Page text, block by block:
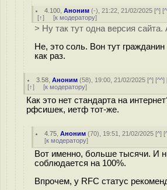
4.100 ,Аноним (-), 21:22, 21/02/2025 [^] [
[↑] [к модератору]
> Ну так тут одна версия сайта.
Не, это соль. Вон тут
как раз.
3.58 ,Аноним (58), 19:00, 21/02/2025 [^] [^^]
[↑] [к модератору]
Как это нет стандарта на
рфсишек, иетф тот-же.
4.75 ,Аноним (70), 19:51, 21/02/2025 [^] [
[к модератору]
Вот именно, больше тысячи. И
соблюдается на 100%.
Впрочем, у RFC статус